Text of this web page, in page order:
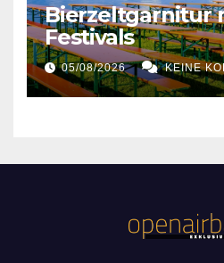
Bierzeltgarnitur
Festivals
05/08/2026 KEINE